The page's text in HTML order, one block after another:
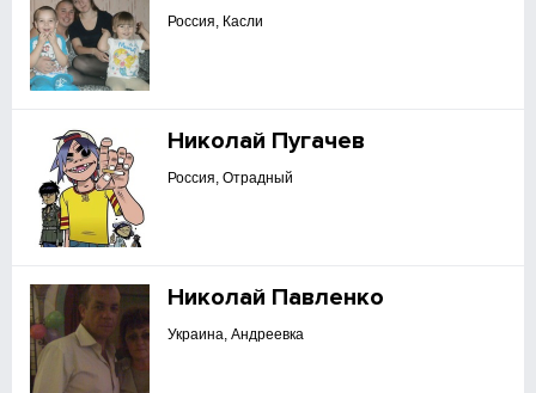
Россия, Касли
Николай Пугачев
Россия, Отрадный
Николай Павленко
Украина, Андреевка